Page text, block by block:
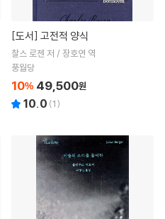
[도서] 고전적 양식
찰스 로젠 저 / 장호연 역
풍월당
10% 49,500원
10.0 (1)